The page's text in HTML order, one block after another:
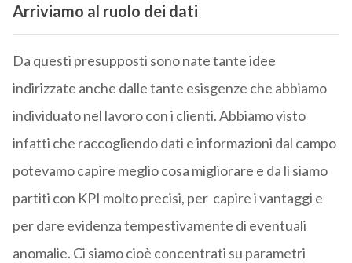
Arriviamo al ruolo dei dati
Da questi presupposti sono nate tante idee
indirizzate anche dalle tante esisgenze che abbiamo
individuato nel lavoro con i clienti. Abbiamo visto
infatti che raccogliendo dati e informazioni dal campo
potevamo capire meglio cosa migliorare e da lì siamo
partiti con KPI molto precisi, per capire i vantaggi e
per dare evidenza tempestivamente di eventuali
anomalie. Ci siamo cioè concentrati su parametri